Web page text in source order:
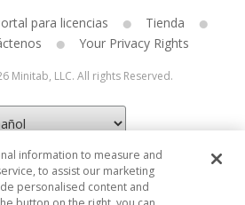
para licencias
Tienda
Your Privacy Rights
Minitab, LLC. All rights Reserved.
information to measure and
to assist our marketing
personalised content and